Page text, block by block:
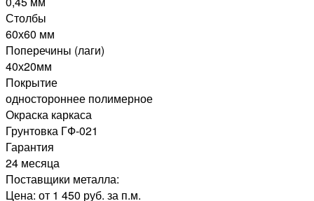
Столбы
60х60 мм
Поперечины (лаги)
40х20мм
Покрытие
одностороннее полимерное
Окраска каркаса
Грунтовка ГФ-021
Гарантия
24 месяца
Поставщики металла:
Цена: от 1 450 руб. за п.м.